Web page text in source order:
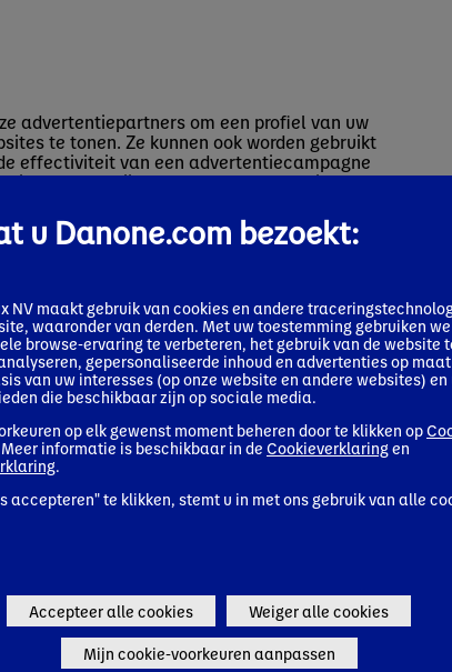
advertentiepartners om een profiel van uw
te tonen. Ze kunnen ook worden gebruikt
effectiviteit van een advertentiecampagne
op, maar zijn gebaseerd op een unieke
niet toestaat, zult u minder gerichte
en u elke keer dat u onze website
u te registreren of in te loggen. Ze zijn over
die zichtbaar of voordelig is voor de
inhoud
u Danone.com bezoekt:
NV maakt gebruik van cookies en andere
waaronder van derden. Met uw toestemming gebruiken
browse-ervaring te verbeteren, het gebruik van de website
gepersonaliseerde inhoud en advertenties op
van uw interesses (op onze website en andere websites) en
die beschikbaar zijn op sociale media.
op elk gewenst moment beheren door te klikken op
Meer informatie is beschikbaar in de Cookieverklaring en
.
accepteren" te klikken, stemt u in met ons gebruik van alle
Accepteer alle cookies Weiger alle cookies
Mijn cookie-voorkeuren aanpassen